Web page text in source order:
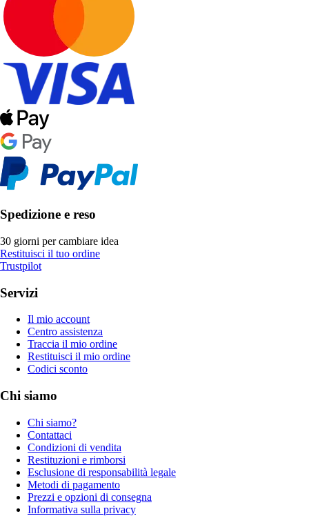
Spedizione e reso
30 giorni per cambiare idea
Restituisci il tuo ordine
Trustpilot
Servizi
Il mio account
Centro assistenza
Traccia il mio ordine
Restituisci il mio ordine
Codici sconto
Chi siamo
Chi siamo?
Contattaci
Condizioni di vendita
Restituzioni e rimborsi
Esclusione di responsabilità legale
Metodi di pagamento
Prezzi e opzioni di consegna
Informativa sulla privacy